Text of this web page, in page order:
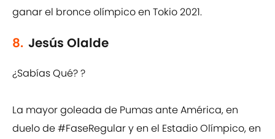
ganar el bronce olímpico en Tokio 2021.
8. Jesús Olalde
¿Sabías Qué? ?
La mayor goleada de Pumas ante América, en
duelo de#FaseRegulary en el Estadio Olímpico, en